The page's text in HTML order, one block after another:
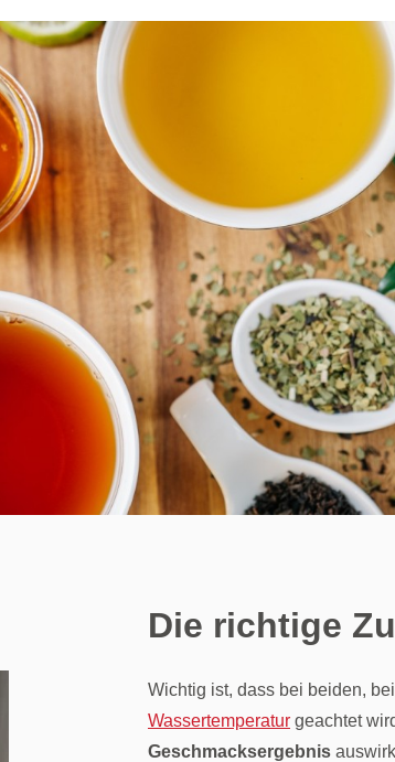
Die richtige
Wichtig ist, dass bei beiden,
Wassertemperaturgeachtet
Geschmacksergebnis